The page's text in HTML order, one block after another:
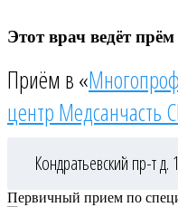
Этот врач ведёт
Приём в «
центр Медсанчасть
Кондратьевский пр-т д.
Первичный прием по